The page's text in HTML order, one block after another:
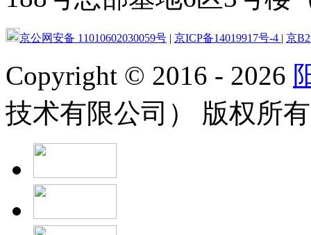
京公网安备 11010602030059号 | 京ICP备14019917号-4 | 京
Copyright © 2016 - 2026
技术有限公司） 版权所